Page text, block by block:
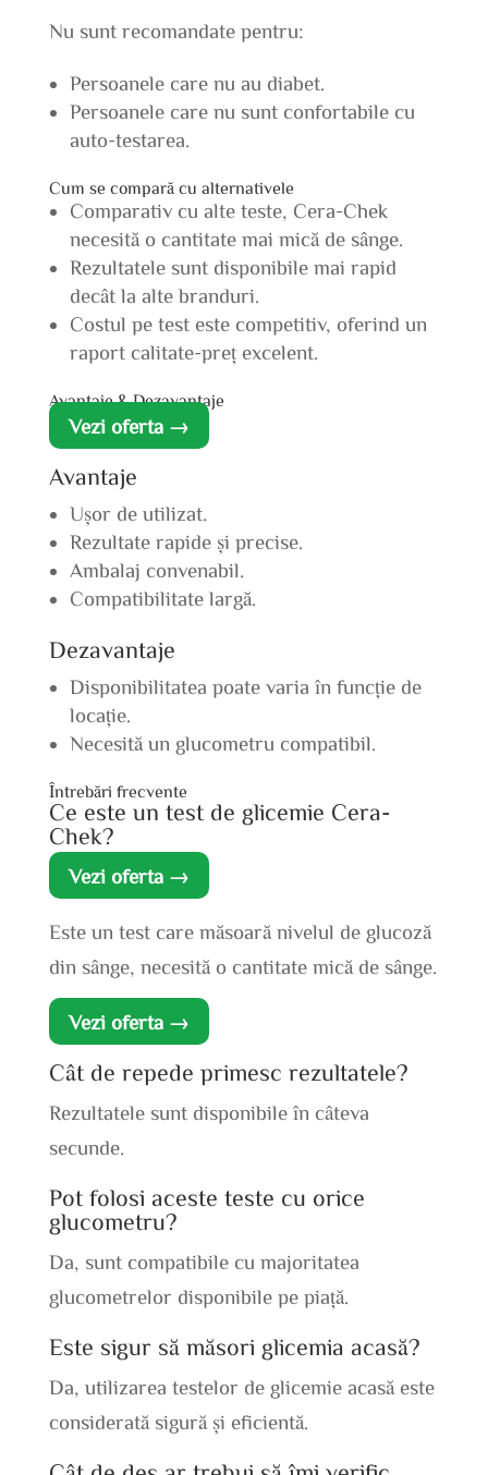
Nu sunt recomandate pentru:
Persoanele care nu au diabet.
Persoanele care nu sunt confortabile cu
auto-testarea.
Cum se compară cu alternativele
Comparativ cu alte teste, Cera-Chek
necesită o cantitate mai mică de sânge.
Rezultatele sunt disponibile mai rapid
decât la alte branduri.
Costul pe test este competitiv, oferind un
raport calitate-preț excelent.
Avantaje & Dezavantaje
Vezi oferta →
Avantaje
Ușor de utilizat.
Rezultate rapide și precise.
Ambalaj convenabil.
Compatibilitate largă.
Dezavantaje
Disponibilitatea poate varia în funcție de
locație.
Necesită un glucometru compatibil.
Întrebări frecvente
Ce este un test de glicemie Cera-
Chek?
Vezi oferta →
Este un test care măsoară nivelul de glucoză
din sânge, necesită o cantitate mică de sânge.
Vezi oferta →
Cât de repede primesc rezultatele?
Rezultatele sunt disponibile în câteva
secunde.
Pot folosi aceste teste cu orice
glucometru?
Da, sunt compatibile cu majoritatea
glucometrelor disponibile pe piață.
Este sigur să măsori glicemia acasă?
Da, utilizarea testelor de glicemie acasă este
considerată sigură și eficientă.